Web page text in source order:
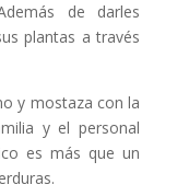
de darles
plantas a través
y mostaza con la
y el personal
es más que un